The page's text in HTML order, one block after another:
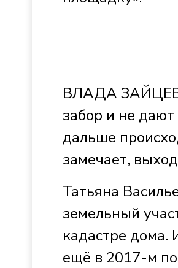
ВЛАДА
забор и не
дальше
замечает,
Татьяна
земельный
кадастре дома.
ещё в 2017-м